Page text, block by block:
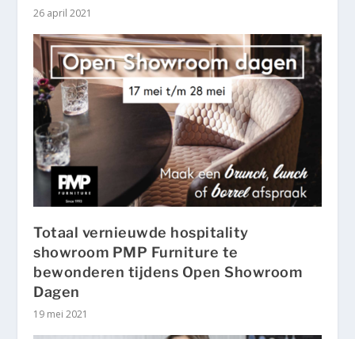
26 april 2021
Totaal vernieuwde hospitality
showroom PMP Furniture te
bewonderen tijdens Open Showroom
Dagen
19 mei 2021